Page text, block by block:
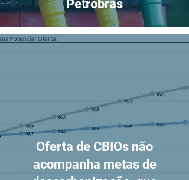
Petrobras
Oferta de CBIOs não
acompanha metas de